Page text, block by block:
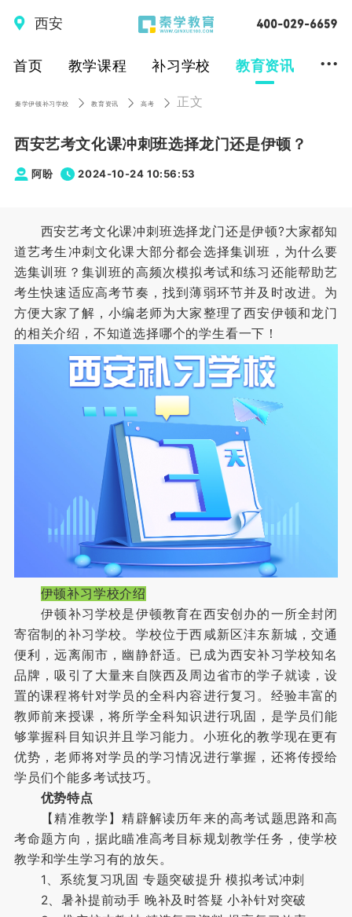
西安
首页 教学课程 补习学校 教育资讯 ...
秦学伊顿补习学校 教育资讯 高考 正文
西安艺考文化课冲刺班选择龙门还是伊顿？
阿盼 2024-10-24 10:56:53
西安艺考文化课冲刺班选择龙门还是伊顿?大家都知
道艺考生冲刺文化课大部分都会选择集训班，为什么要
选集训班？集训班的高频次模拟考试和练习还能帮助艺
考生快速适应高考节奏，找到薄弱环节并及时改进。为
方便大家了解，小编老师为大家整理了西安伊顿和龙门
的相关介绍，不知道选择哪个的学生看一下！
伊顿补习学校介绍
伊顿补习学校是伊顿教育在西安创办的一所全封闭
寄宿制的补习学校。学校位于西咸新区沣东新城，交通
便利，远离闹市，幽静舒适。已成为西安补习学校知名
品牌，吸引了大量来自陕西及周边省市的学子就读，设
置的课程将针对学员的全科内容进行复习。经验丰富的
教师前来授课，将所学全科知识进行巩固，是学员们能
够掌握科目知识并且学习能力。小班化的教学现在更有
优势，老师将对学员的学习情况进行掌握，还将传授给
学员们个能多考试技巧。
优势特点
【精准教学】精辟解读历年来的高考试题思路和高
考命题方向，据此瞄准高考目标规划教学任务，使学校
教学和学生学习有的放矢。
1、系统复习巩固 专题突破提升 模拟考试冲刺
2、暑补提前动手 晚补及时答疑 小补针对突破